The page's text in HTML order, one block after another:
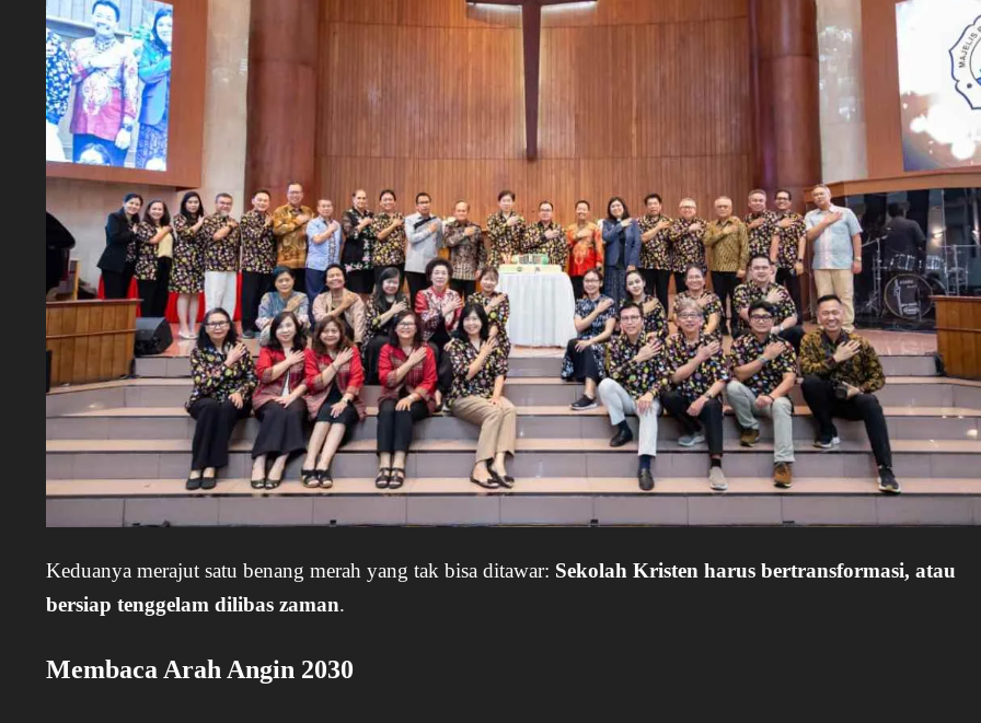
Keduanya merajut satu benang merah yang tak bisa ditawar: Sekolah Kristen harus bertransformasi, atau
bersiap tenggelam dilibas zaman.
Membaca Arah Angin 2030